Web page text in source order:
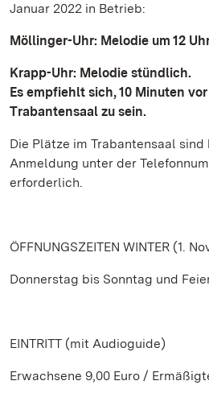
Januar 2022 in Betrieb:
Möllinger-Uhr: Melodie um 12
Krapp-Uhr: Melodie stündlich.
Es empfiehlt sich, 10 Minuten
Trabantensaal zu sein.
Die Plätze im Trabantensaal sind
Anmeldung unter der
erforderlich.
ÖFFNUNGSZEITEN WINTER (1.
Donnerstag bis Sonntag und
EINTRITT (mit Audioguide)
Erwachsene 9,00 Euro /